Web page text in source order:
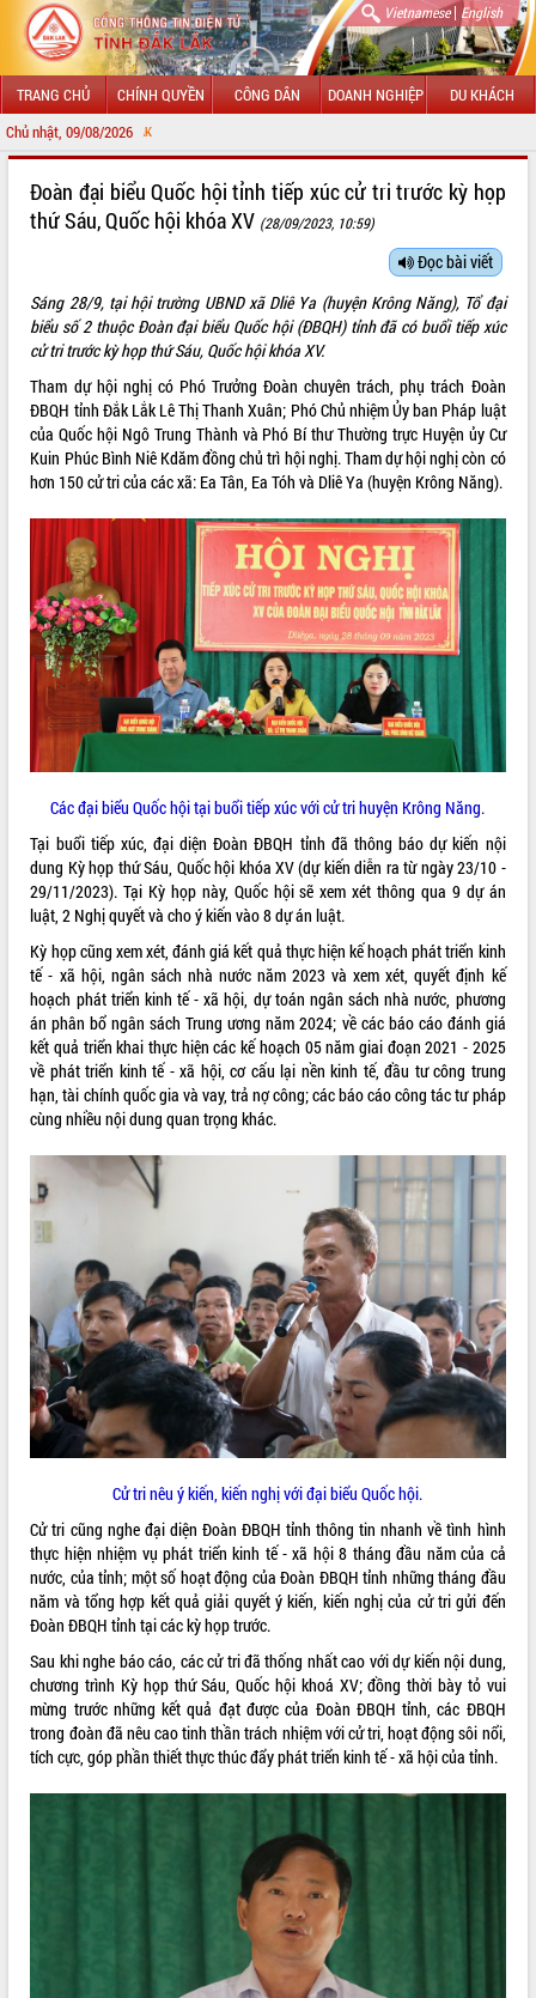
Vietnamese| English
TRANG CHỦ CHÍNH QUYỀN CÔNG DÂN DOANH NGHIỆP DU KHÁCH
Chủ nhật, 09/08/2026
LÃNH ĐẠO UBND TỈNH
SỞ, BAN, NGÀNH
THÔNG TIN CHỈ ĐẠO ĐIỀU HÀNH
HỆ THỐNG VĂN BẢN
VĂN BẢN HĐND TỈNH
ĐIỂM TIN VĂN BẢN
QUY HOẠCH - KẾ HOẠCH
VIDEO
Khám bệnh, cấp phát thuốc miễn phí
và tặng quà người dân xã Cư Pui
Hội nghị UBND tỉnh Đắk Lắk thường kỳ
tháng 7/2026
Lễ truy tặng danh hiệu “Bà Mẹ Việt
Nam Anh hùng” và trao Huân chương
Lao động
UBND tỉnh Đắk Lắk triển khai nhiệm
vụ 6 tháng cuối năm 2026
Kỳ họp thứ Hai, Hội đồng nhân dân
tỉnh khóa XI quyết nghị nhiều nội dung
Bí thư Tỉnh ủy Lương Nguyễn Minh
Triết thăm, tặng quà người có công với
cách mạng
Rà soát, hoàn thiện hệ thống thiết chế
văn hóa, thể thao đáp ứng yêu cầu
phát triển mới
Thường trực HĐND tỉnh Đắk Lắk gặp
mặt Đoàn chuyên gia y tế TP. Hồ Chí
Minh
Lễ truy điệu và an táng hài cốt liệt sĩ
tại Nghĩa trang Liệt sĩ xã Sơn Hòa
Bàn giải pháp tháo gỡ khó khăn trong
trường Nguyễn Hoàng Hiệp khảo sát
vùng trồng và doanh nghiệp đóng gói
ALBUM ẢNH
LIÊN KẾT WEB
THỐNG KÊ TRUY CẬP
Hôm nay: 12103
Tất cả: 66097771
Đoàn đại biểu Quốc hội tỉnh tiếp xúc cử tri trước kỳ họp
thứ Sáu, Quốc hội khóa XV (28/09/2023, 10:59)
Đọc bài viết
Sáng 28/9, tại hội trường UBND xã Dliê Ya (huyện Krông Năng), Tổ đại
biểu số 2 thuộc Đoàn đại biểu Quốc hội (ĐBQH) tỉnh đã có buổi tiếp xúc
cử tri trước kỳ họp thứ Sáu, Quốc hội khóa XV.
Tham dự hội nghị có Phó Trưởng Đoàn chuyên trách, phụ trách Đoàn
ĐBQH tỉnh Đắk Lắk Lê Thị Thanh Xuân; Phó Chủ nhiệm Ủy ban Pháp luật
của Quốc hội Ngô Trung Thành và Phó Bí thư Thường trực Huyện ủy Cư
Kuin Phúc Bình Niê Kdăm đồng chủ trì hội nghị. Tham dự hội nghị còn có
hơn 150 cử tri của các xã: Ea Tân, Ea Tóh và Dliê Ya (huyện Krông Năng).
Các đại biểu Quốc hội tại buổi tiếp xúc với cử tri huyện Krông Năng.
Tại buổi tiếp xúc, đại diện Đoàn ĐBQH tỉnh đã thông báo dự kiến nội
dung Kỳ họp thứ Sáu, Quốc hội khóa XV (dự kiến diễn ra từ ngày 23/10 -
29/11/2023). Tại Kỳ họp này, Quốc hội sẽ xem xét thông qua 9 dự án
luật, 2 Nghị quyết và cho ý kiến vào 8 dự án luật.
Kỳ họp cũng xem xét, đánh giá kết quả thực hiện kế hoạch phát triển kinh
tế - xã hội, ngân sách nhà nước năm 2023 và xem xét, quyết định kế
hoạch phát triển kinh tế - xã hội, dự toán ngân sách nhà nước, phương
án phân bổ ngân sách Trung ương năm 2024; về các báo cáo đánh giá
kết quả triển khai thực hiện các kế hoạch 05 năm giai đoạn 2021 - 2025
về phát triển kinh tế - xã hội, cơ cấu lại nền kinh tế, đầu tư công trung
hạn, tài chính quốc gia và vay, trả nợ công; các báo cáo công tác tư pháp
cùng nhiều nội dung quan trọng khác.
Cử tri nêu ý kiến, kiến nghị với đại biểu Quốc hội.
Cử tri cũng nghe đại diện Đoàn ĐBQH tỉnh thông tin nhanh về tình hình
thực hiện nhiệm vụ phát triển kinh tế - xã hội 8 tháng đầu năm của cả
nước, của tỉnh; một số hoạt động của Đoàn ĐBQH tỉnh những tháng đầu
năm và tổng hợp kết quả giải quyết ý kiến, kiến nghị của cử tri gửi đến
Đoàn ĐBQH tỉnh tại các kỳ họp trước.
Sau khi nghe báo cáo, các cử tri đã thống nhất cao với dự kiến nội dung,
chương trình Kỳ họp thứ Sáu, Quốc hội khoá XV; đồng thời bày tỏ vui
mừng trước những kết quả đạt được của Đoàn ĐBQH tỉnh, các ĐBQH
trong đoàn đã nêu cao tinh thần trách nhiệm với cử tri, hoạt động sôi nổi,
tích cực, góp phần thiết thực thúc đẩy phát triển kinh tế - xã hội của tỉnh.